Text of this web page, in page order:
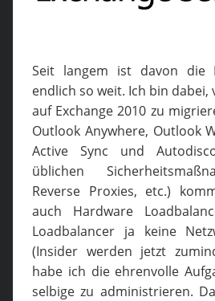
Seit langem ist davon die
endlich so weit. Ich bin dabei,
auf Exchange 2010 zu
Outlook Anywhere, Outlook
Active Sync und
üblichen
Reverse Proxies, etc.)
auch Hardware
Loadbalancer ja keine
(Insider werden jetzt
habe ich die ehrenvolle
selbige zu administrieren.